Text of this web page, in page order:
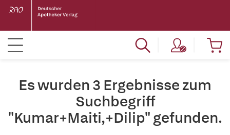
Es wurden 3 Ergebnisse zum
Suchbegriff
"Kumar+Maiti,+Dilip" gefunden.